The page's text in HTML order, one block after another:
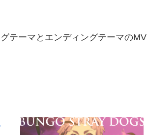
テーマとエンディングテーマのMV